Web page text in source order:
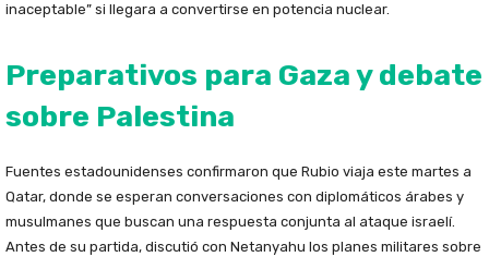
inaceptable” si llegara a convertirse en potencia nuclear.
Preparativos para Gaza y debate
sobre Palestina
Fuentes estadounidenses confirmaron que Rubio viaja este martes a
Qatar, donde se esperan conversaciones con diplomáticos árabes y
musulmanes que buscan una respuesta conjunta al ataque israelí.
Antes de su partida, discutió con Netanyahu los planes militares sobre